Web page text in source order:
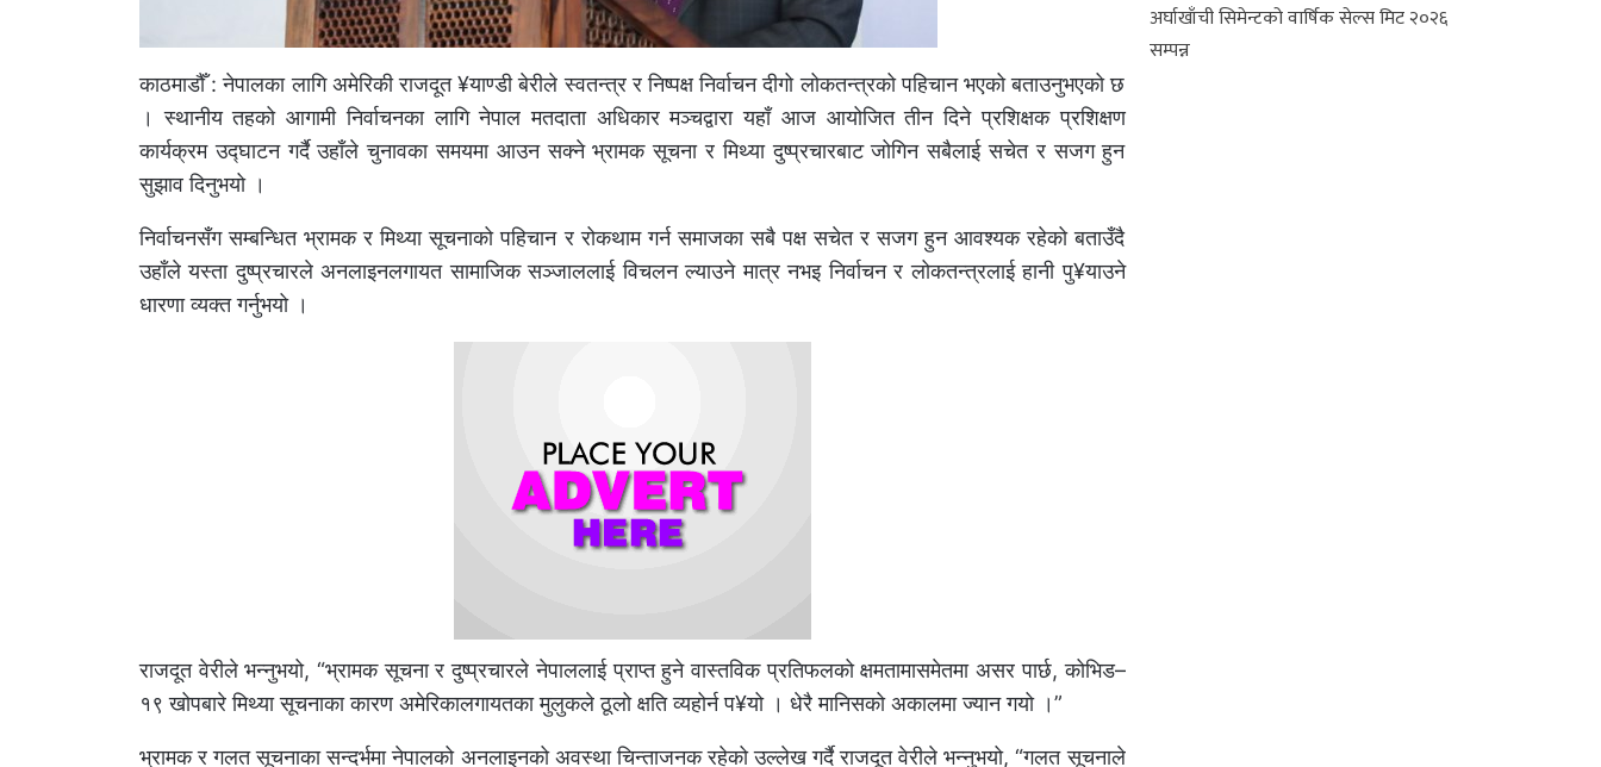
काठमाडौँ : नेपालका लागि अमेरिकी राजदूत ¥याण्डी बेरीले स्वतन्त्र र निष्पक्ष निर्वाचन दीगो लोकतन्त्रको पहिचान भएको बताउनुभएको छ
। स्थानीय तहको आगामी निर्वाचनका लागि नेपाल मतदाता अधिकार मञ्चद्वारा यहाँ आज आयोजित तीन दिने प्रशिक्षक प्रशिक्षण
कार्यक्रम उद्घाटन गर्दै उहाँले चुनावका समयमा आउन सक्ने भ्रामक सूचना र मिथ्या दुष्प्रचारबाट जोगिन सबैलाई सचेत र सजग हुन
सुझाव दिनुभयो ।
निर्वाचनसँग सम्बन्धित भ्रामक र मिथ्या सूचनाको पहिचान र रोकथाम गर्न समाजका सबै पक्ष सचेत र सजग हुन आवश्यक रहेको बताउँदै
उहाँले यस्ता दुष्प्रचारले अनलाइनलगायत सामाजिक सञ्जाललाई विचलन ल्याउने मात्र नभइ निर्वाचन र लोकतन्त्रलाई हानी पु¥याउने
धारणा व्यक्त गर्नुभयो ।
राजदूत वेरीले भन्नुभयो, “भ्रामक सूचना र दुष्प्रचारले नेपाललाई प्राप्त हुने वास्तविक प्रतिफलको क्षमतामासमेतमा असर पार्छ, कोभिड–
१९ खोपबारे मिथ्या सूचनाका कारण अमेरिकालगायतका मुलुकले ठूलो क्षति व्यहोर्न प¥यो । धेरै मानिसको अकालमा ज्यान गयो ।”
भ्रामक र गलत सूचनाका सन्दर्भमा नेपालको अनलाइनको अवस्था चिन्ताजनक रहेको उल्लेख गर्दै राजदूत वेरीले भन्नुभयो, “गलत सूचनाले
अर्घाखाँची सिमेन्टको वार्षिक सेल्स मिट २०२६
सम्पन्न